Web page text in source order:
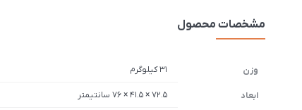
مشخصات محصول
وزن 31 کیلوگرم
ابعاد 72.5 × 41.5 × 76 سانتیمتر